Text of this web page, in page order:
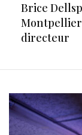
Brice
directeur